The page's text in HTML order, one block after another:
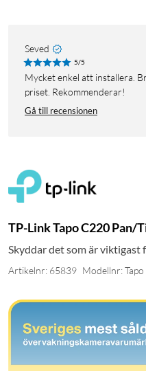
Seved
5/5
Mycket enkel att installera. Bra bild och bra funktioner för de
priset. Rekommenderar!
Gå till recensionen
TP-Link Tapo C220
Skyddar det som är viktigast
Artikelnr: 65839 Modellnr: